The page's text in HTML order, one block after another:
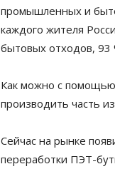
промышленных и
каждого жителя
бытовых отходов, 93
Как можно с
производить часть
Сейчас на рынке
переработки ПЭТ-